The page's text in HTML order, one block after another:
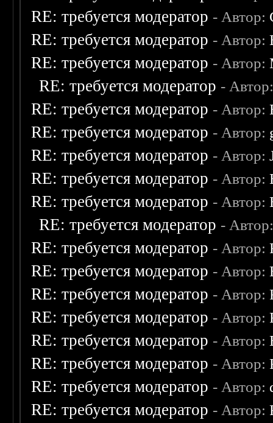
RE: требуется модератор - Автор:
RE: требуется модератор - Автор:
RE: требуется модератор - Автор:
RE: требуется модератор -
RE: требуется модератор - Автор:
RE: требуется модератор - Автор:
RE: требуется модератор - Автор:
RE: требуется модератор - Автор:
RE: требуется модератор - Автор:
RE: требуется модератор -
RE: требуется модератор - Автор:
RE: требуется модератор - Автор:
RE: требуется модератор - Автор:
RE: требуется модератор - Автор:
RE: требуется модератор - Автор:
RE: требуется модератор - Автор:
RE: требуется модератор - Автор:
RE: требуется модератор - Автор: